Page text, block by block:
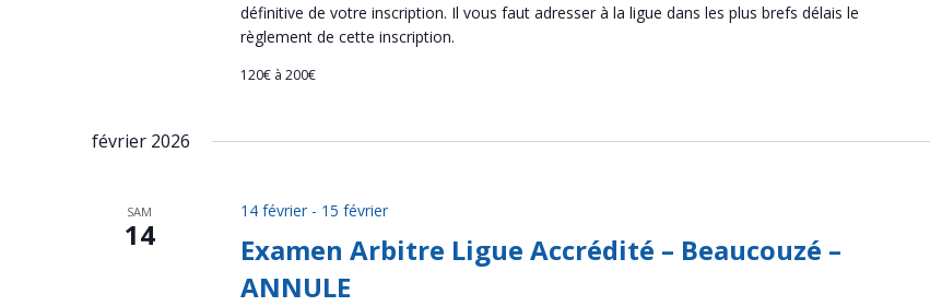
définitive de votre inscription. Il vous faut adresser à la ligue dans les plus brefs délais le
règlement de cette inscription.
120€ à 200€
février 2026
SAM
14
14 février- 15 février
Examen Arbitre Ligue Accrédité – Beaucouzé –
ANNULE